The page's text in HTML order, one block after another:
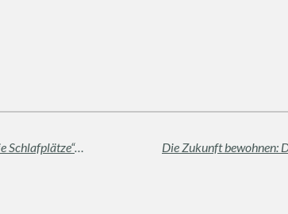
Kurzzeitmiete gegen Studenten: Die „Schlacht um die Schlafplätze“ in Catania. Welche Option ist wirklich rentabel?